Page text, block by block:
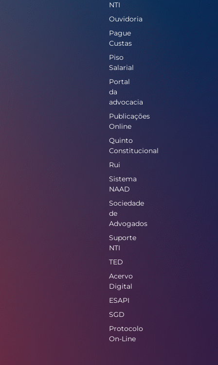
NTI
Ouvidoria
Pague
Custas
Piso
Salarial
Portal
da
advocacia
Publicações
Online
Quinto
Constitucional
Rui
Sistema
NAAD
Sociedade
de
Advogados
Suporte
NTI
TED
Acervo
Digital
ESAPI
SGD
Protocolo
On-Line